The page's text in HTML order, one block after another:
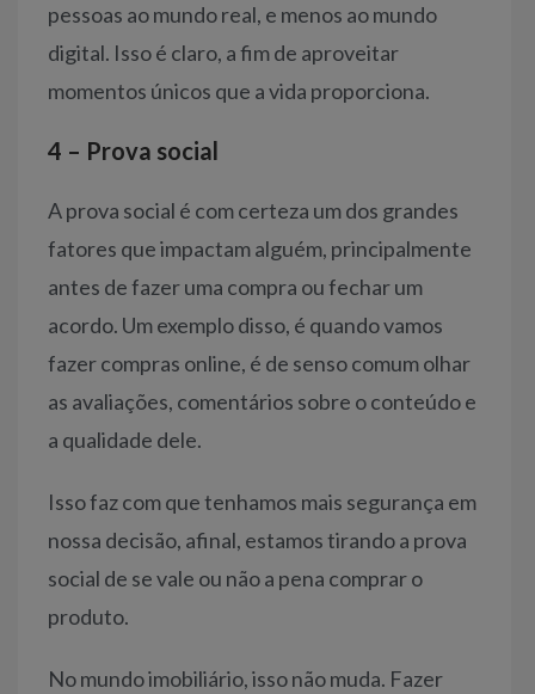
pessoas ao mundo real, e menos ao mundo
digital. Isso é claro, a fim de aproveitar
momentos únicos que a vida proporciona.
4 – Prova social
A prova social é com certeza um dos grandes
fatores que impactam alguém, principalmente
antes de fazer uma compra ou fechar um
acordo. Um exemplo disso, é quando vamos
fazer compras online, é de senso comum olhar
as avaliações, comentários sobre o conteúdo e
a qualidade dele.
Isso faz com que tenhamos mais segurança em
nossa decisão, afinal, estamos tirando a prova
social de se vale ou não a pena comprar o
produto.
No mundo imobiliário, isso não muda. Fazer